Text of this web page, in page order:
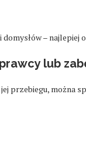
– najlepiej
lub
przebiegu, można